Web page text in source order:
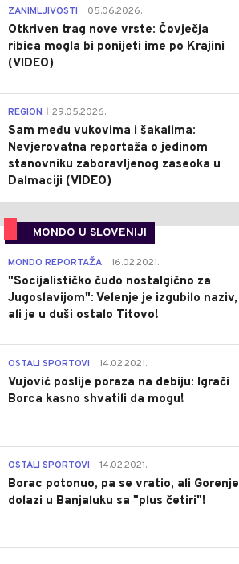
ZANIMLJIVOSTI 05.06.2026.
Otkriven trag nove vrste: Čovječja
ribica mogla bi ponijeti ime po Krajini
(VIDEO)
REGION 29.05.2026.
Sam među vukovima i šakalima:
Nevjerovatna reportaža o jedinom
stanovniku zaboravljenog zaseoka u
Dalmaciji (VIDEO)
MONDO U SLOVENIJI
MONDO REPORTAŽA 16.02.2021.
"Socijalističko čudo nostalgično za
Jugoslavijom": Velenje je izgubilo naziv,
ali je u duši ostalo Titovo!
OSTALI SPORTOVI 14.02.2021.
Vujović poslije poraza na debiju: Igrači
Borca kasno shvatili da mogu!
OSTALI SPORTOVI 14.02.2021.
Borac potonuo, pa se vratio, ali Gorenje
dolazi u Banjaluku sa "plus četiri"!